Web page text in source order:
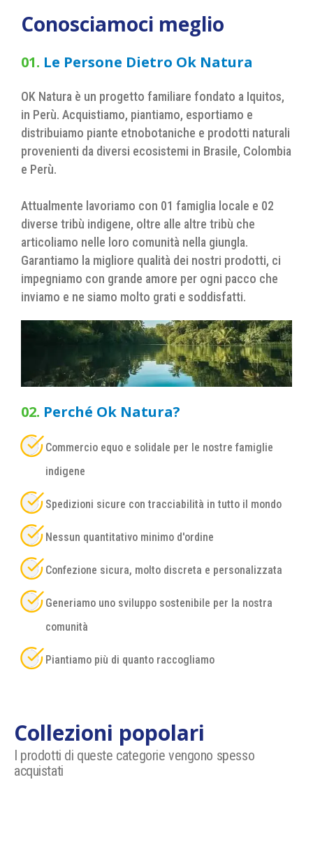
Conosciamoci meglio
01. Le Persone Dietro Ok Natura
OK Natura è un progetto familiare fondato a Iquitos,
in Perù. Acquistiamo, piantiamo, esportiamo e
distribuiamo piante etnobotaniche e prodotti naturali
provenienti da diversi ecosistemi in Brasile, Colombia
e Perù.
Attualmente lavoriamo con 01 famiglia locale e 02
diverse tribù indigene, oltre alle altre tribù che
articoliamo nelle loro comunità nella giungla.
Garantiamo la migliore qualità dei nostri prodotti, ci
impegniamo con grande amore per ogni pacco che
inviamo e ne siamo molto grati e soddisfatti.
02. Perché Ok Natura?
Commercio equo e solidale per le nostre famiglie
indigene
Spedizioni sicure con tracciabilità in tutto il mondo
Nessun quantitativo minimo d'ordine
Confezione sicura, molto discreta e personalizzata
Generiamo uno sviluppo sostenibile per la nostra
comunità
Piantiamo più di quanto raccogliamo
Collezioni popolari
I prodotti di queste categorie vengono spesso
acquistati